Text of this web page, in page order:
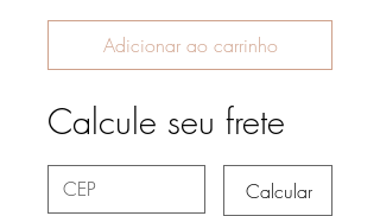
Adicionar ao carrinho
Calcule seu frete
Calcular